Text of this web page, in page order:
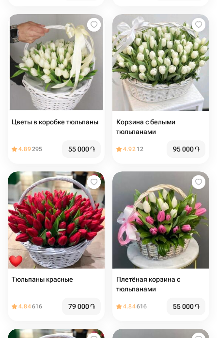
Цветы в коробке тюльпаны
4.89295 55 000֏
Корзина с белыми
тюльпанами
4.92 12 95 000֏
Тюльпаны красные
4.84616 79 000֏
Плетёная корзина с
тюльпанами
4.84616 55 000֏